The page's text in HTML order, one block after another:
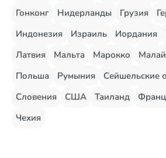
Гонконг
Нидерланды Грузия
Индонезия
Израиль Иордания
Латвия
Мальта Марокко
Польша
Румыния Сейшельские
Словения
США Таиланд
Чехия